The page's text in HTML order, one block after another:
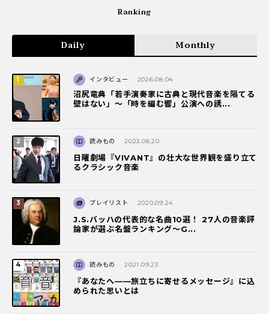
Ranking
Daily Monthly
インタビュー 2026.08.04
沼尻竜典「若手演奏家に古典と現代音楽を隔てる
壁はない」～「時を編む響」公演への誘...
読みもの 2023.08.20
日曜劇場『VIVANT』の壮大な世界観を盛り立て
るクラシック音楽
プレイリスト 2020.09.24
J.S.バッハの代表的な名曲10選！ 27人の音楽評
論家が選ぶ名盤ランキング〜G...
読みもの 2021.09.23
『あなたへ――旅立ちに寄せるメッセージ』に込
められた思いとは